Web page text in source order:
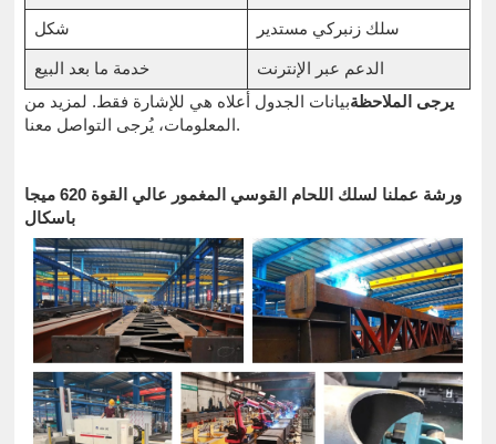
شكل
سلك زنبركي مستدير
خدمة ما بعد البيع
الدعم عبر الإنترنت
يرجى الملاحظةبيانات الجدول أعلاه هي للإشارة فقط. لمزيد من
المعلومات، يُرجى التواصل معنا.
ورشة عملنا لسلك اللحام القوسي المغمور عالي القوة 620 ميجا
باسكال